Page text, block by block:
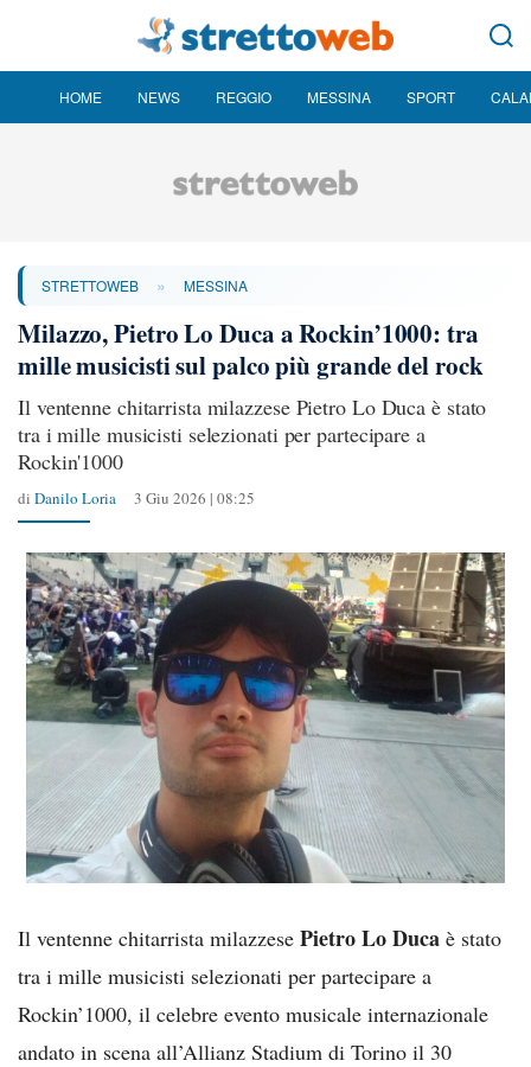
HOME NEWS REGGIO MESSINA SPORT
STRETTOWEB » MESSINA
Milazzo, Pietro Lo Duca a Rockin’1000: tra
mille musicisti sul palco più grande del rock
Il ventenne chitarrista milazzese Pietro Lo Duca è stato
tra i mille musicisti selezionati per partecipare a
Rockin'1000
di Danilo Loria 3 Giu 2026 | 08:25
Il ventenne chitarrista milazzese Pietro Lo Duca è stato
tra i mille musicisti selezionati per partecipare a
Rockin’1000, il celebre evento musicale internazionale
andato in scena all’Allianz Stadium di Torino il 30